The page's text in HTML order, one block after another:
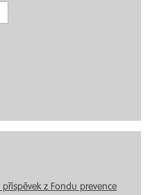
z Fondu prevence